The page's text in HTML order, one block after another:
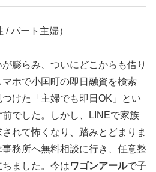
/ パート主婦）
膨らみ、ついにどこからも借り
ホで小国町の即日融資を検索
けた「主婦でも即日OK」とい
でした。しかし、LINEで家族
れて怖くなり、踏みとどまりま
務所へ無料相談に行き、任意整
ました。今はワゴンアールで子